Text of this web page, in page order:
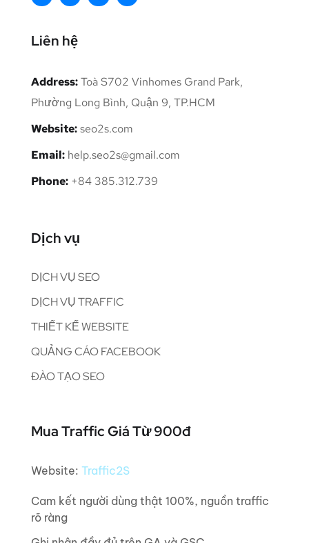
Liên hệ
Address:Toà S702 Vinhomes Grand Park,
Phường Long Bình, Quận 9, TP.HCM
Website:seo2s.com
Email: help.seo2s@gmail.com
Phone: +84 385.312.739
Dịch vụ
DỊCH VỤ SEO
DỊCH VỤ TRAFFIC
THIẾT KẾ WEBSITE
QUẢNG CÁO FACEBOOK
ĐÀO TẠO SEO
Mua Traffic Giá Từ 900đ
Website: Traffic2S
Cam kết người dùng thật 100%, nguồn traffic
rõ ràng